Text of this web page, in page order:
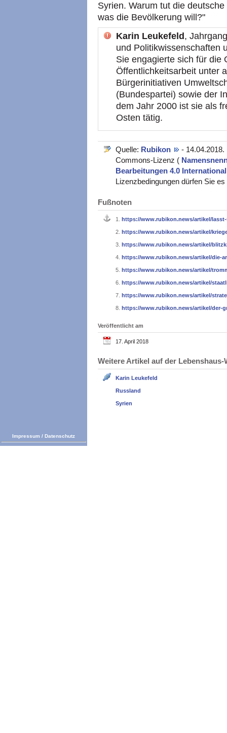
Syrien. Warum tut die
was die Bevölkerung will?"
Karin Leukefeld ,
und Politikwissenschaften
Sie engagierte sich für die
Öffentlichkeitsarbeit unter
Bürgerinitiativen
(Bundespartei) sowie der
dem Jahr 2000 ist sie als
Osten tätig.
Quelle: Rubikon
-
Commons-Lizenz (
Bearbeitungen 4.0
Lizenzbedingungen dürfen Sie
Fußnoten
1. https://www.rubikon.news/artikel/
2. https://www.rubikon.news/artikel/
3. https://www.rubikon.news/artikel/
4. https://www.rubikon.news/artikel/die-
5. https://www.rubikon.news/artikel/
6. https://www.rubikon.news/artikel/
7. https://www.rubikon.news/artikel/
8. https://www.rubikon.news/artikel/der-
Veröffentlicht am
17. April 2018
Weitere Artikel auf der
Karin Leukefeld
Russland
Syrien
Impressum / Datenschutz